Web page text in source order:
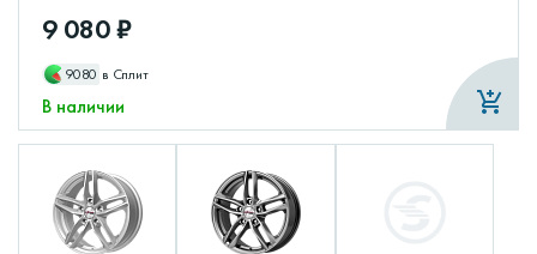
9 080 ₽
9080 в Сплит
В наличии